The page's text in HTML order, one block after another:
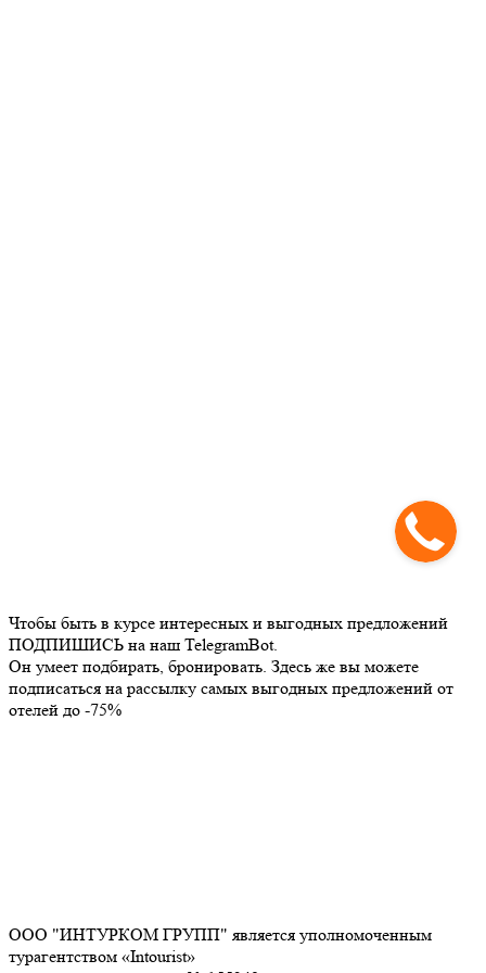
Чтобы быть в курсе интересных и выгодных предложений
ПОДПИШИСЬ на наш TelegramBot.
Он умеет подбирать, бронировать. Здесь же вы можете
подписаться на рассылку самых выгодных предложений от
отелей до -75%
ООО "ИНТУРКОМ ГРУПП" является уполномоченным
турагентством «Intourist»